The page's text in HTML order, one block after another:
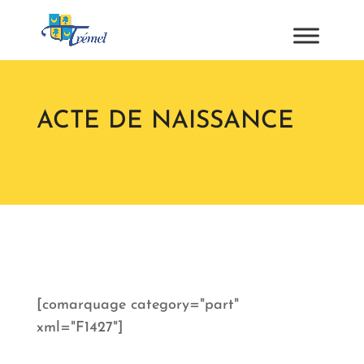
ACTE DE NAISSANCE
[comarquage category="part"
xml="F1427"]